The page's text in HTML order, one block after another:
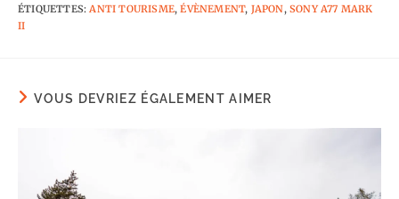
ÉTIQUETTES:ANTI TOURISME, ÉVÈNEMENT, JAPON, SONY A77 MARK
II
VOUS DEVRIEZ ÉGALEMENT AIMER